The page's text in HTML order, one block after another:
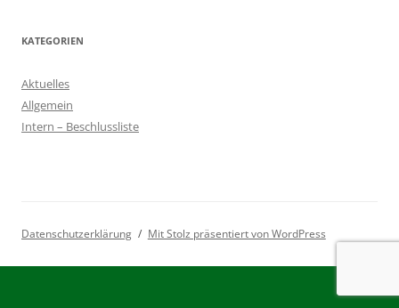
KATEGORIEN
Aktuelles
Allgemein
Intern – Beschlussliste
Datenschutzerklärung Mit Stolz präsentiert von WordPress